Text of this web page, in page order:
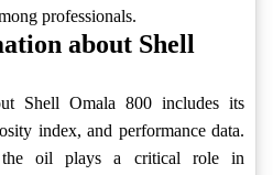
professionals.
about Shell
Shell Omala 800 includes its
index, and performance data.
oil plays a critical role in